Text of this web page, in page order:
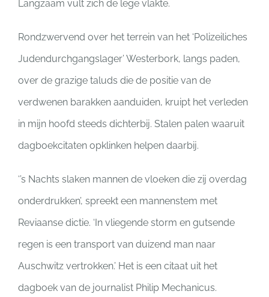
Langzaam vult zich de lege vlakte.
Rondzwervend over het terrein van het ‘Polizeiliches
Judendurchgangslager’ Westerbork, langs paden,
over de grazige taluds die de positie van de
verdwenen barakken aanduiden, kruipt het verleden
in mijn hoofd steeds dichterbij. Stalen palen waaruit
dagboekcitaten opklinken helpen daarbij.
‘’s Nachts slaken mannen de vloeken die zij overdag
onderdrukken’, spreekt een mannenstem met
Reviaanse dictie. ‘In vliegende storm en gutsende
regen is een transport van duizend man naar
Auschwitz vertrokken.’ Het is een citaat uit het
dagboek van de journalist Philip Mechanicus.